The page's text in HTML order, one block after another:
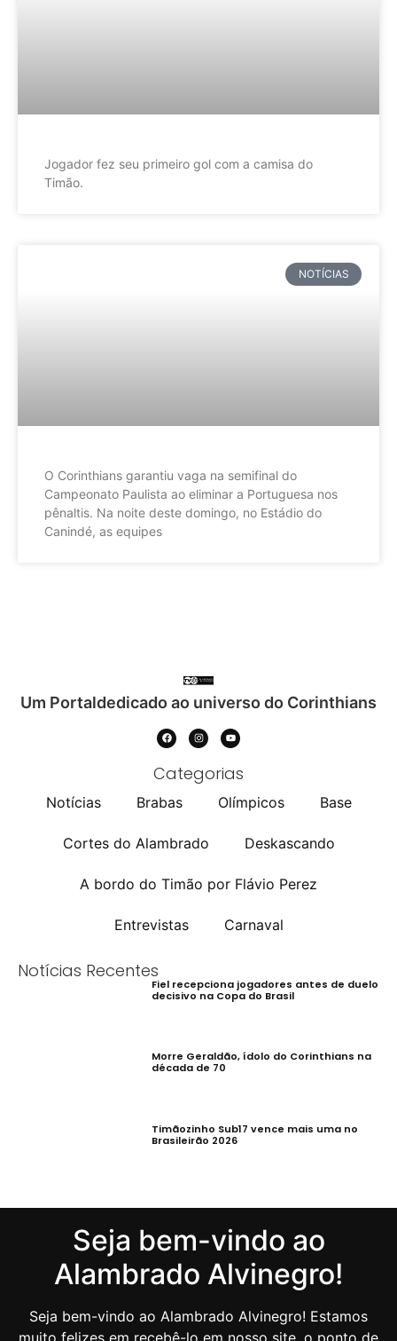
Jogador fez seu primeiro gol com a camisa do
Timão.
NOTÍCIAS
O Corinthians garantiu vaga na semifinal do
Campeonato Paulista ao eliminar a Portuguesa nos
pênaltis. Na noite deste domingo, no Estádio do
Canindé, as equipes
Um Portaldedicado ao universo do Corinthians
Categorias
Notícias Brabas Olímpicos Base
Cortes do Alambrado Deskascando
A bordo do Timão por Flávio Perez
Entrevistas Carnaval
Notícias Recentes
Fiel recepciona jogadores antes de duelo
decisivo na Copa do Brasil
Morre Geraldão, ídolo do Corinthians na
década de 70
Timãozinho Sub17 vence mais uma no
Brasileirão 2026
Seja bem-vindo ao
Alambrado Alvinegro!
Seja bem-vindo ao Alambrado Alvinegro! Estamos
muito felizes em recebê-lo em nosso site, o ponto de